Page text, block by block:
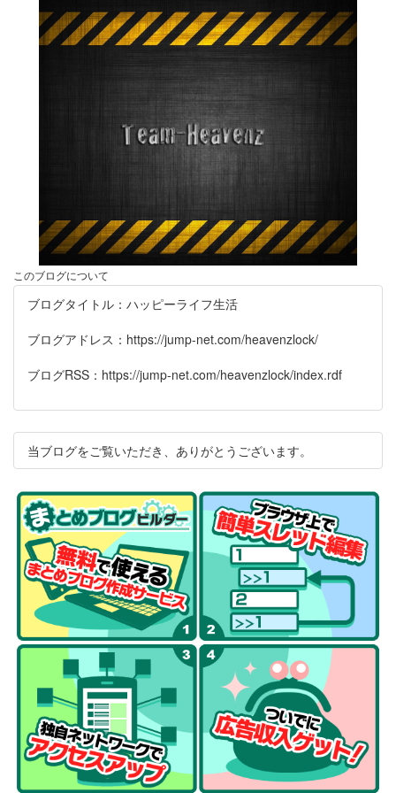
このブログについて
ブログタイトル：ハッピーライフ生活
ブログアドレス：https://jump-net.com/heavenzlock/
ブログRSS：https://jump-net.com/heavenzlock/index.rdf
当ブログをご覧いただき、ありがとうございます。